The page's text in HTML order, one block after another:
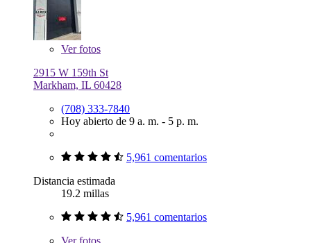
Verfotos
2915 W 159th St
Markham, IL 60428
(708) 333-7840
Hoy abierto de 9 a. m. - 5 p. m.
5,961 comentarios
Distancia estimada
19.2 millas
5,961 comentarios
Verfotos